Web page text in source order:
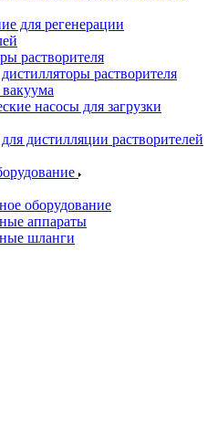
для регенерации
растворителя
растворителя
насосы для загрузки
дистилляции растворителей
оборудование
аппараты
шланги